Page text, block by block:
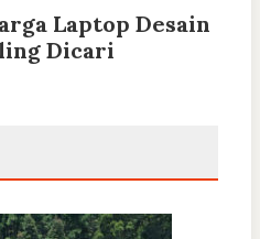
Laptop Desain
Dicari